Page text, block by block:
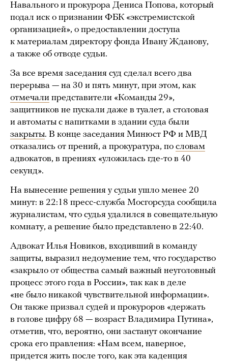
Навального и прокурора Дениса Попова, который
подал иск о признании ФБК «экстремистской
организацией», о предоставлении доступа
к материалам директору фонда Ивану Жданову,
а также об отводе судьи.
За все время заседания суд сделал всего два
перерыва — на 30 и пять минут, при этом, как
отмечали представители «Команды 29»,
защитников не пускали даже в туалет, а столовая
и автоматы с напитками в здании суда были
закрыты. В конце заседания Минюст РФ и МВД
отказались от прений, а прокуратура, по словам
адвокатов, в прениях «уложилась где-то в 40
секунд».
На вынесение решения у судьи ушло менее 20
минут: в 22:18 пресс-служба Мосгорсуда сообщила
журналистам, что судья удалился в совещательную
комнату, а решение было представлено в 22:40.
Адвокат Илья Новиков, входивший в команду
защиты, выразил недоумение тем, что государство
«закрыло от общества самый важный неуголовный
процесс этого года в России», так как в деле
«не было никакой чувствительной информации».
Он также призвал судей и прокуроров «держать
в голове цифру 68 — возраст Владимира Путина»,
отметив, что, вероятно, они застанут окончание
срока его правления: «Нам всем, наверное,
придется жить после того, как эта каденция